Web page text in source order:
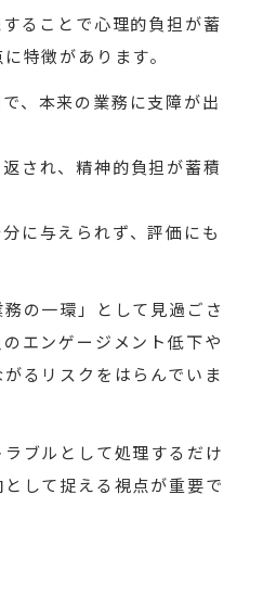
ることで心理的負担が蓄
特徴があります。
、本来の業務に支障が出
され、精神的負担が蓄積
に与えられず、評価にも
の一環」として見過ごさ
エンゲージメント低下や
るリスクをはらんでいま
ブルとして処理するだけ
して捉える視点が重要で